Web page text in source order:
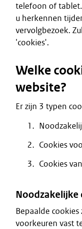
telefoon of
u herkennen
vervolgbezoek.
'cookies'.
Welke
website?
Er zijn 3 typen
Cookies
Cookies
Noodzakelijke
Bepaalde
voorkeuren vast